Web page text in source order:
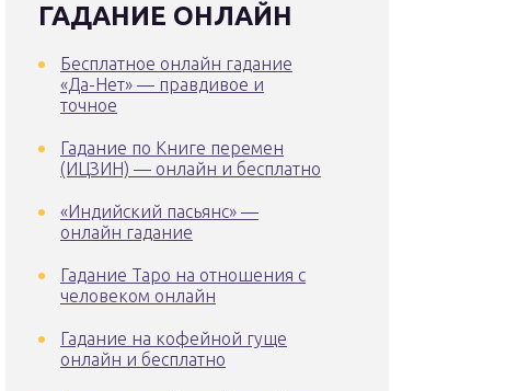
ГАДАНИЕ ОНЛАЙН
Бесплатное онлайн гадание
«Да-Нет» — правдивое и
точное
Гадание по Книге перемен
(ИЦЗИН) — онлайн и бесплатно
«Индийский пасьянс» —
онлайн гадание
Гадание Таро на отношения с
человеком онлайн
Гадание на кофейной гуще
онлайн и бесплатно